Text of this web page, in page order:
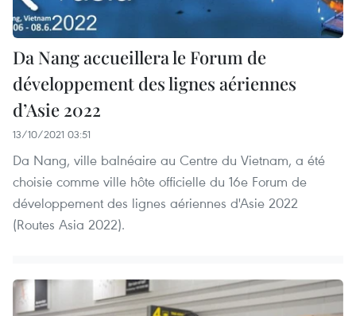
Da Nang accueillera le Forum de
développement des lignes aériennes
d’Asie 2022
13/10/2021 03:51
Da Nang, ville balnéaire au Centre du Vietnam, a été
choisie comme ville hôte officielle du 16e Forum de
développement des lignes aériennes d'Asie 2022
(Routes Asia 2022).